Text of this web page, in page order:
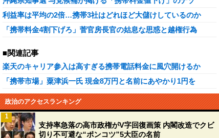
利益率は平均の2倍…携帯3社はどれほど大儲けしているのか
「携帯料金4割下げろ」菅官房長官の姑息な思惑と越権行為
■関連記事
楽天のキャリア参入は高すぎる携帯電話料金に風穴開けるか
「携帯市場」粟津浜一氏 現金8万円と名前にあやかり1円を
政治のアクセスランキング
支持率急落の高市政権がV字回復画策 内閣改造でクビ
切り不可避な“ポンコツ”5大臣の名前
1